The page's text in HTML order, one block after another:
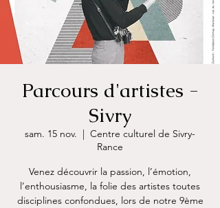
Parcours d'artistes -
Sivry
sam. 15 nov.
  |
Centre culturel de Sivry-
Rance
Venez découvrir la passion, l’émotion,
l’enthousiasme, la folie des artistes toutes
disciplines confondues, lors de notre 9ème